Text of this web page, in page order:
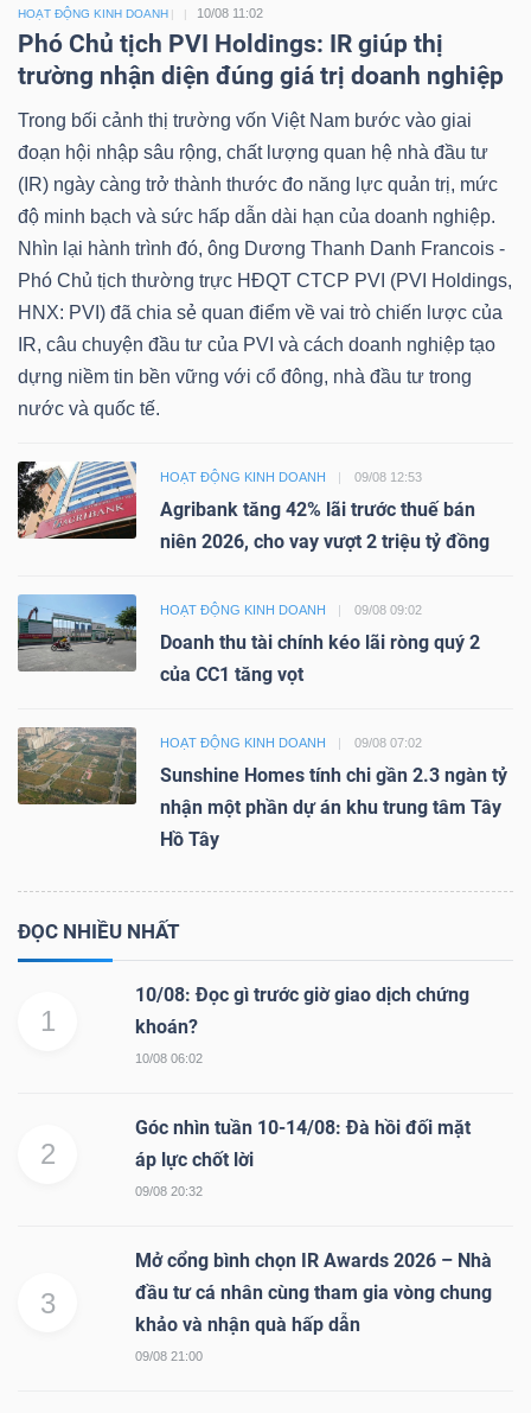
HOẠT ĐỘNG KINH DOANH 10/08 11:02
Phó Chủ tịch PVI Holdings: IR giúp thị
trường nhận diện đúng giá trị doanh nghiệp
Trong bối cảnh thị trường vốn Việt Nam bước vào giai
đoạn hội nhập sâu rộng, chất lượng quan hệ nhà đầu tư
(IR) ngày càng trở thành thước đo năng lực quản trị, mức
độ minh bạch và sức hấp dẫn dài hạn của doanh nghiệp.
Nhìn lại hành trình đó, ông Dương Thanh Danh Francois -
Phó Chủ tịch thường trực HĐQT CTCP PVI (PVI Holdings,
HNX: PVI) đã chia sẻ quan điểm về vai trò chiến lược của
IR, câu chuyện đầu tư của PVI và cách doanh nghiệp tạo
dựng niềm tin bền vững với cổ đông, nhà đầu tư trong
nước và quốc tế.
HOẠT ĐỘNG KINH DOANH 09/08 12:53
Agribank tăng 42% lãi trước thuế bán
niên 2026, cho vay vượt 2 triệu tỷ đồng
HOẠT ĐỘNG KINH DOANH 09/08 09:02
Doanh thu tài chính kéo lãi ròng quý 2
của CC1 tăng vọt
HOẠT ĐỘNG KINH DOANH 09/08 07:02
Sunshine Homes tính chi gần 2.3 ngàn tỷ
nhận một phần dự án khu trung tâm Tây
Hồ Tây
ĐỌC NHIỀU NHẤT
1
10/08: Đọc gì trước giờ giao dịch chứng
khoán?
10/08 06:02
2
Góc nhìn tuần 10-14/08: Đà hồi đối mặt
áp lực chốt lời
09/08 20:32
3
Mở cổng bình chọn IR Awards 2026 – Nhà
đầu tư cá nhân cùng tham gia vòng chung
khảo và nhận quà hấp dẫn
09/08 21:00